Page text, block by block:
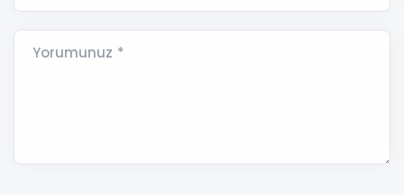
Yorumunuz *